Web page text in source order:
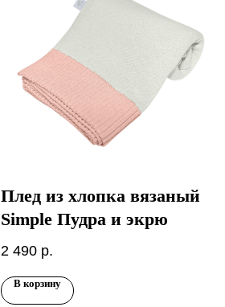
Плед из хлопка вязаный
Simple Пудра и экрю
2 490 р.
В корзину